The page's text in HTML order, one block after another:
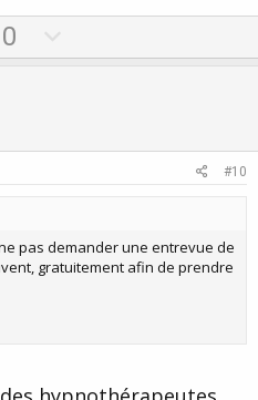
0
o
#10
pas demander une entrevue de
gratuitement afin de prendre